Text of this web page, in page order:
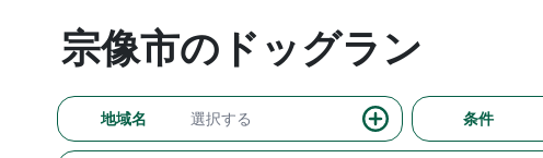
宗像市のドッグラン
地域名 選択する 条件